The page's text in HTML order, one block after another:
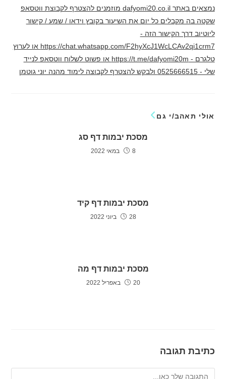
נמצאים באתר dafyomi20.co.il מוזמנים להצטרף לקבוצת ווטסאפ
שקטה בה מקבלים כל יום את השיעור בקובץ וידאו / שמע / קישור
ליוטיוב דרך הקישור הזה -
https://chat.whatsapp.com/F2hyXcJ1WcLCAv2qi1crm7 או לערוץ
טלגרם - https://t.me/dafyomi20m או פשוט לשלוח ווטסאפ לנייד
שלי - 0525666515 ולבקש להצטרף לקבוצה לימוד מהנה יוני גוטמן
אולי תאהב/י גם
מסכת יבמות דף סג
8 במאי 2022
מסכת יבמות דף קיד
28 ביוני 2022
מסכת יבמות דף מה
20 באפריל 2022
כתיבת תגובה
להגיב